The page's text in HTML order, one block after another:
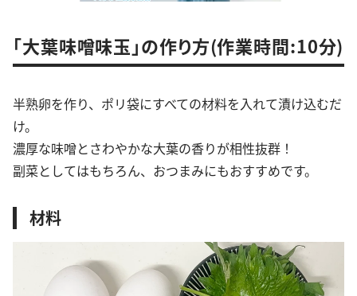
「大葉味噌味玉」の作り方(作業時間:10分)
半熟卵を作り、ポリ袋にすべての材料を入れて漬け込むだ
け。
濃厚な味噌とさわやかな大葉の香りが相性抜群！
副菜としてはもちろん、おつまみにもおすすめです。
材料